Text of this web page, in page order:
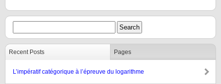
Recent Posts Pages
L’impératif catégorique à l’épreuve du logarithme